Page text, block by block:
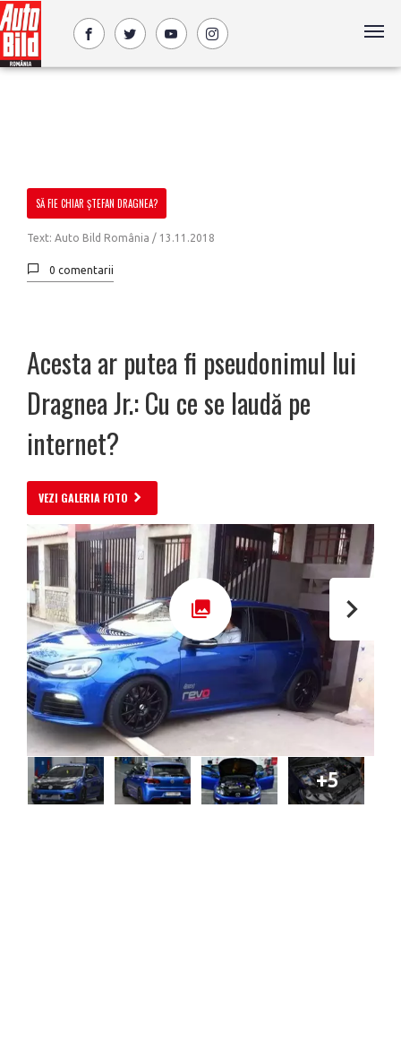
SĂ FIE CHIAR ȘTEFAN DRAGNEA?
Text: Auto Bild România / 13.11.2018
0 comentarii
Acesta ar putea fi pseudonimul lui
Dragnea Jr.: Cu ce se laudă pe
internet?
VEZI GALERIA FOTO
+5